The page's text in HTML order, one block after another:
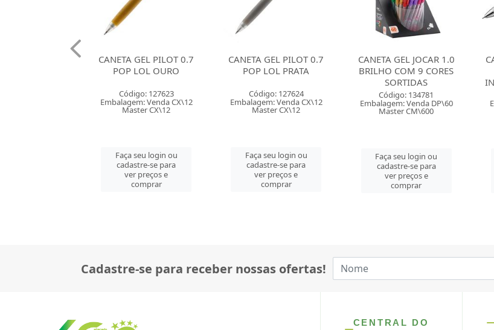
CANETA GEL PILOT 0.7
POP LOL PRATA
Código: 127624
Embalagem: Venda CX\12
Master CX\12
Faça seu login ou
cadastre-se para
ver preços e
comprar
CANETA GEL JOCAR 1.0
BRILHO COM 9 CORES
Código: 134781
Embalagem: Venda DP\60
Master CM\600
Faça seu login ou
cadastre-se para
ver preços e
comprar
CANETA GEL PENTEL 0.5
ENERGEL RETRATIL
INFREE AZUL PETROLEO
Código: 136095
Embalagem: Venda CX\12
Master CX\12
Faça seu login ou
cadastre-se para
ver preços e
comprar
Cadastre-se para receber nossas ofertas!
CENTRAL DO